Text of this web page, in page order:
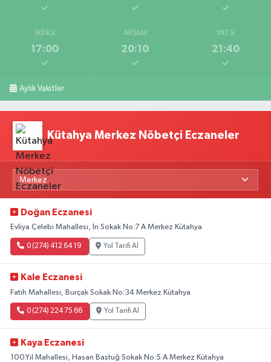
İKINDI
17:00
AKŞAM
20:10
YATSI
21:40
Aylık Vakitler
Kütahya Merkez Nöbetçi Eczaneler
Doğan Eczanesi
Evliya Çelebi Mahallesi, İri Sokak No:7 A Merkez Kütahya
0 (274) 412 64 19 Yol Tarifi Al
Kale Eczanesi
Fatih Mahallesi, Burçak Sokak No:34 Merkez Kütahya
0 (274) 224 75 66 Yol Tarifi Al
Kaya Eczanesi
100.Yıl Mahallesi, Hasan Baştuğ Sokak No:5 A Merkez Kütahya